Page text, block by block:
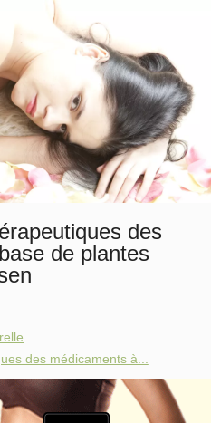
des
de plantes
des médicaments à...